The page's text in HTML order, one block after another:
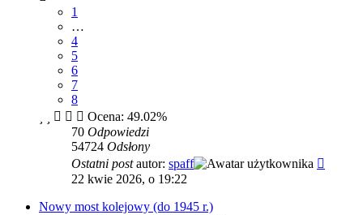
1
…
4
5
6
7
8
Ocena: 49.02%
70 Odpowiedzi
54724 Odsłony
Ostatni postautor: spaff
22 kwie 2026, o 19:22
Nowy most kolejowy (do 1945 r.)